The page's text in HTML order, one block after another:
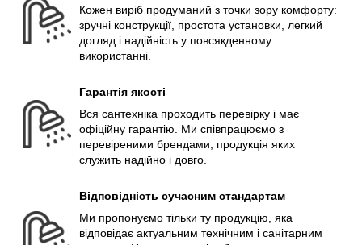
Кожен виріб продуманий з точки зору комфорту:
зручні конструкції, простота установки, легкий
догляд і надійність у повсякденному
використанні.
Гарантія якості
Вся сантехніка проходить перевірку і має
офіційну гарантію. Ми співпрацюємо з
перевіреними брендами, продукція яких
служить надійно і довго.
Відповідність сучасним стандартам
Ми пропонуємо тільки ту продукцію, яка
відповідає актуальним технічним і санітарним